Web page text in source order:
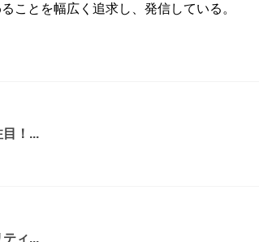
ことを幅広く追求し、発信している。
！...
ィ...